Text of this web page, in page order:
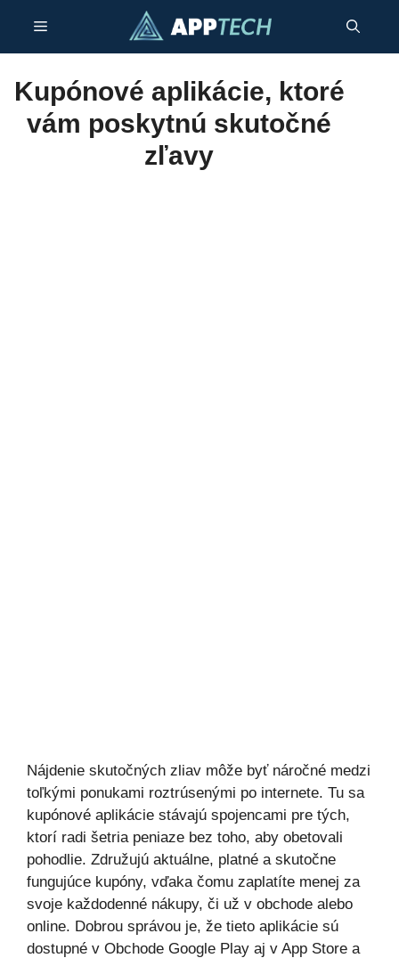
obsah
Menu
Kupónové aplikácie, ktoré
vám poskytnú skutočné
zľavy
Nájdenie skutočných zliav môže byť náročné medzi
toľkými ponukami roztrúsenými po internete. Tu sa
kupónové aplikácie stávajú spojencami pre tých,
ktorí radi šetria peniaze bez toho, aby obetovali
pohodlie. Združujú aktuálne, platné a skutočne
fungujúce kupóny, vďaka čomu zaplatíte menej za
svoje každodenné nákupy, či už v obchode alebo
online. Dobrou správou je, že tieto aplikácie sú
dostupné v Obchode Google Play aj v App Store a